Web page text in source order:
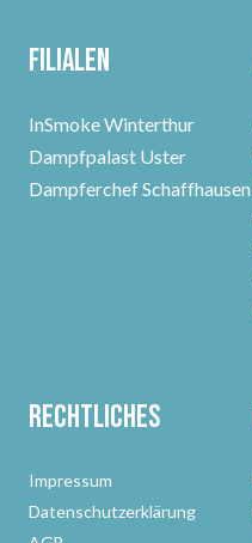
Filialen
InSmoke Winterthur
Dampfpalast Uster
Dampferchef Schaffhausen
Rechtliches
Impressum
Datenschutzerklärung